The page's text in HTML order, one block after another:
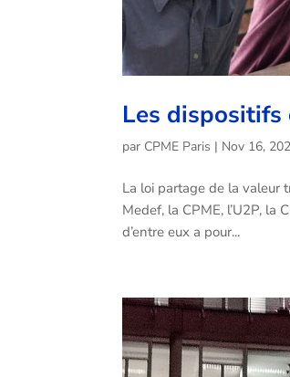
Les
par CPME Paris | Nov 16,
La loi partage de la valeur
Medef, la CPME, l’U2P, la
d’entre eux a pour...